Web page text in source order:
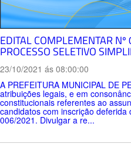
EDITAL COMPLEMENTAR
PROCESSO SELETIVO
23/10/2021 ás 08:00:00
A PREFEITURA MUNICIPAL DE
atribuições legais, e em
constitucionais referentes ao
candidatos com inscrição deferida
006/2021. Divulgar a re...